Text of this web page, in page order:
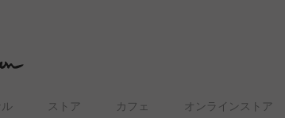
ル ストア カフェ オンラインストア